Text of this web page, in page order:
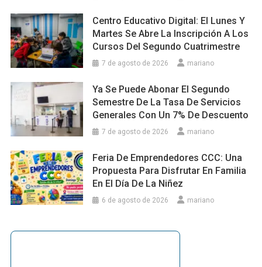
Centro Educativo Digital: El Lunes Y
Martes Se Abre La Inscripción A Los
Cursos Del Segundo Cuatrimestre
7 de agosto de 2026 mariano
Ya Se Puede Abonar El Segundo
Semestre De La Tasa De Servicios
Generales Con Un 7% De Descuento
7 de agosto de 2026 mariano
Feria De Emprendedores CCC: Una
Propuesta Para Disfrutar En Familia
En El Día De La Niñez
6 de agosto de 2026 mariano